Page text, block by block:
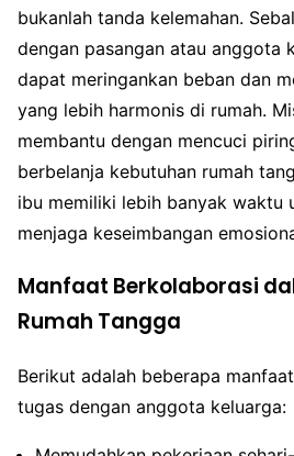
bukanlah tanda kelemahan.
dengan pasangan atau anggota
dapat meringankan beban dan
yang lebih harmonis di rumah.
membantu dengan mencuci
berbelanja kebutuhan rumah
ibu memiliki lebih banyak waktu
menjaga keseimbangan
Manfaat Berkolaborasi
Rumah Tangga
Berikut adalah beberapa
tugas dengan anggota keluarga: